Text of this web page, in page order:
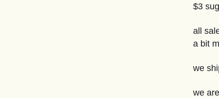
$3
all
a bit
we
we